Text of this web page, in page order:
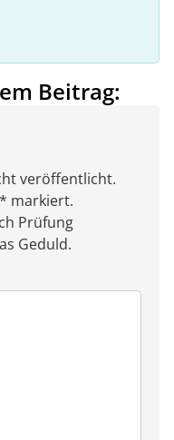
Beitrag:
veröffentlicht.
markiert.
Prüfung
Geduld.